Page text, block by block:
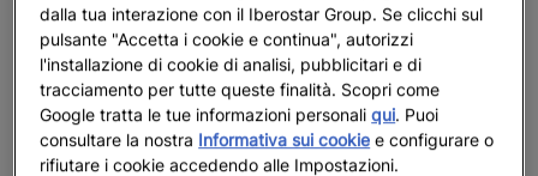
dalla tua interazione con il Iberostar Group. Se clicchi sul
pulsante "Accetta i cookie e continua", autorizzi
l'installazione di cookie di analisi, pubblicitari e di
tracciamento per tutte queste finalità. Scopri come
Google tratta le tue informazioni personaliqui. Puoi
consultare la nostra Informativa sui cookie e configurare o
rifiutare i cookie accedendo alle Impostazioni.